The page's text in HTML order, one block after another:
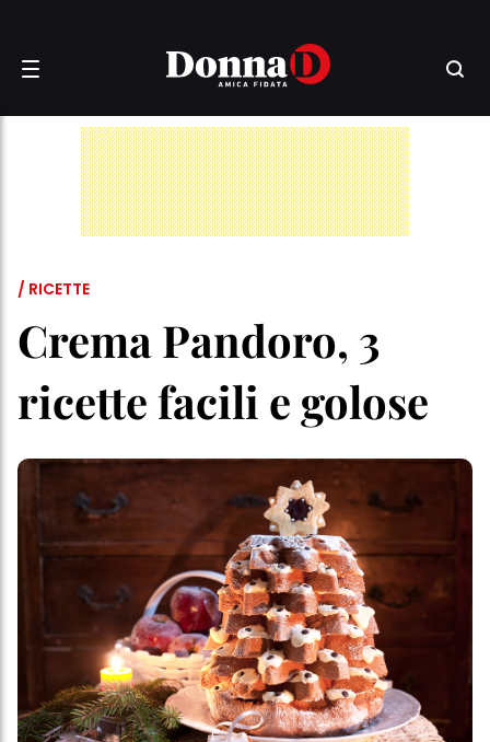
/ RICETTE
Crema Pandoro, 3
ricette facili e golose